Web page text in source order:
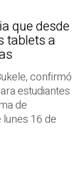
que desde
tablets a
confirmó
estudiantes
de
16 de